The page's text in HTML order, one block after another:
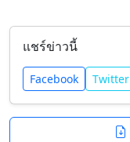
แชร์ข่าวนี้
Facebook Twitter